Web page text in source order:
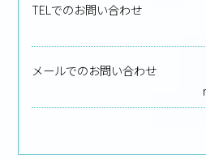
TELでのお問い合わせ
メールでのお問い合わせ